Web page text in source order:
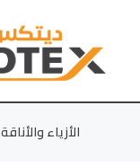
الأزياء والأناقة